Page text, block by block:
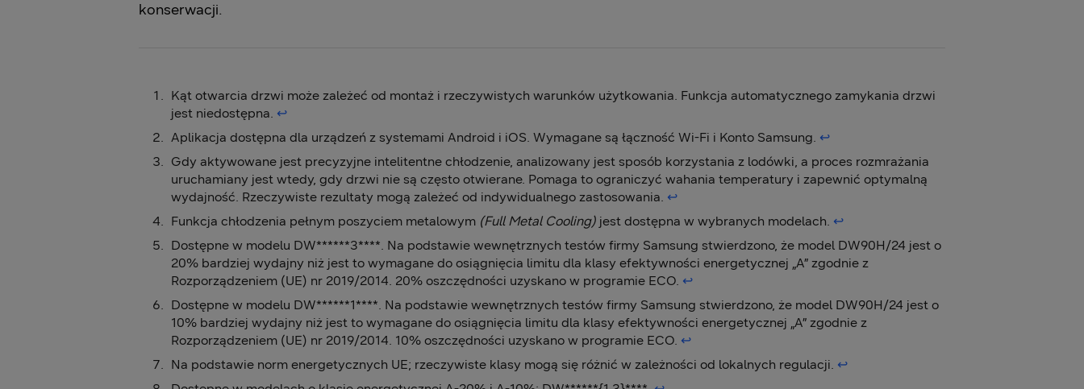
konserwacji.
Kąt otwarcia drzwi może zależeć od montaż i rzeczywistych warunków użytkowania. Funkcja automatycznego zamykania drzwi
jest niedostępna. ↩︎
Aplikacja dostępna dla urządzeń z systemami Android i iOS. Wymagane są łączność Wi-Fi i Konto Samsung. ↩︎
Gdy aktywowane jest precyzyjne intelitentne chłodzenie, analizowany jest sposób korzystania z lodówki, a proces rozmrażania
uruchamiany jest wtedy, gdy drzwi nie są często otwierane. Pomaga to ograniczyć wahania temperatury i zapewnić optymalną
wydajność. Rzeczywiste rezultaty mogą zależeć od indywidualnego zastosowania. ↩︎
Funkcja chłodzenia pełnym poszyciem metalowym (Full Metal Cooling) jest dostępna w wybranych modelach. ↩︎
Dostępne w modelu DW******3****. Na podstawie wewnętrznych testów firmy Samsung stwierdzono, że model DW90H/24 jest o
20% bardziej wydajny niż jest to wymagane do osiągnięcia limitu dla klasy efektywności energetycznej „A” zgodnie z
Rozporządzeniem (UE) nr 2019/2014. 20% oszczędności uzyskano w programie ECO. ↩︎
Dostępne w modelu DW******1****. Na podstawie wewnętrznych testów firmy Samsung stwierdzono, że model DW90H/24 jest o
10% bardziej wydajny niż jest to wymagane do osiągnięcia limitu dla klasy efektywności energetycznej „A” zgodnie z
Rozporządzeniem (UE) nr 2019/2014. 10% oszczędności uzyskano w programie ECO. ↩︎
Na podstawie norm energetycznych UE; rzeczywiste klasy mogą się różnić w zależności od lokalnych regulacji. ↩︎